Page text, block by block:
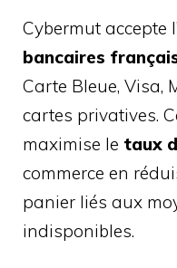
Cybermut accepte
bancaires
Carte Bleue, Visa,
cartes privatives.
maximise le taux
commerce en
panier liés aux
indisponibles.